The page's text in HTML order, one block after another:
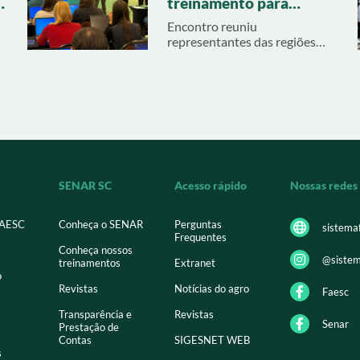
profissionais de
Sindicatos Rurais de SC
Encontro reuniu
representantes das regiões
SENAR SC
Conheça o SENAR
Conheça nossos
treinamentos
Revistas
Transparência e
Prestação de
Contas
Acesso rápido
Perguntas
Frequentes
Extranet
Notícias do agro
Revistas
SIGESNET WEB
Nossas redes
Faesc
Senar